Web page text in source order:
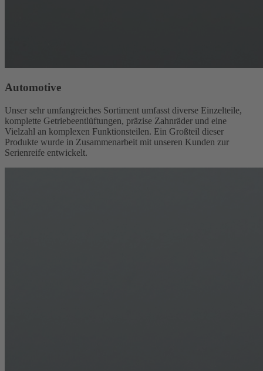
Automotive
Unser sehr umfangreiches Sortiment umfasst diverse Einzelteile,
komplette Getriebeentlüftungen, präzise Zahnräder und eine
Vielzahl an komplexen Funktionsteilen. Ein Großteil dieser
Produkte wurde in Zusammenarbeit mit unseren Kunden zur
Serienreife entwickelt.